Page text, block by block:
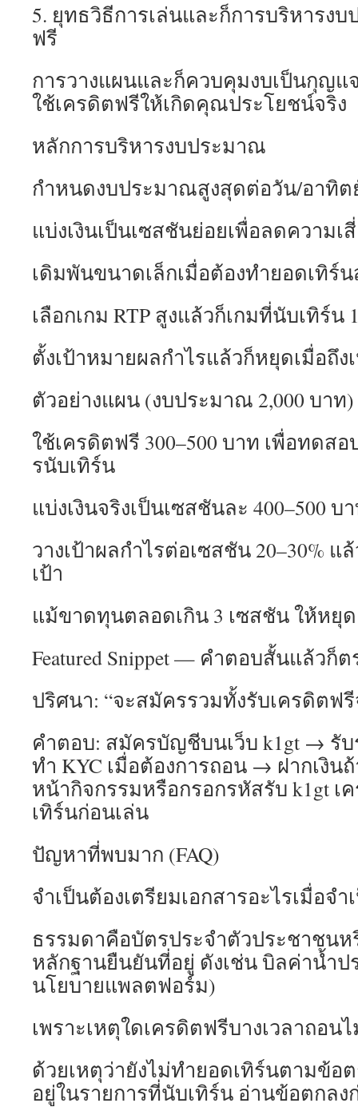
5. ยุทธวิธีการเล่นและก็การบริหารง
ฟรี
การวางแผนและก็ควบคุมงบเป็นกุญ
ใช้เครดิตฟรีให้เกิดคุณประโยชน์จริง
หลักการบริหารงบประมาณ
กำหนดงบประมาณสูงสุดต่อวัน/อาทิ
แบ่งเงินเป็นเซสชันย่อยเพื่อลดความเ
เดิมพันขนาดเล็กเมื่อต้องทำยอดเทิร์น
เลือกเกม RTP สูงแล้วก็เกมที่นับเทิร์น
ตั้งเป้าหมายผลกำไรแล้วก็หยุดเมื่อถึง
ตัวอย่างแผน (งบประมาณ 2,000 บาท)
ใช้เครดิตฟรี 300–500 บาท เพื่อทดส
รนับเทิร์น
แบ่งเงินจริงเป็นเซสชันละ 400–500 บ
วางเป้าผลกำไรต่อเซสชัน 20–30% แ
เป้า
แม้ขาดทุนตลอดเกิน 3 เซสชัน ให้หยุ
Featured Snippet — คำตอบสั้นแล้วก็ต
ปริศนา: “จะสมัครรวมทั้งรับเครดิตฟ
คำตอบ: สมัครบัญชีบนเว็บ k1gt → รับ
ทำ KYC เมื่อต้องการถอน → ฝากเงิน
หน้ากิจกรรมหรือกรอกรหัสรับ k1gt
เทิร์นก่อนเล่น
ปัญหาที่พบมาก (FAQ)
จำเป็นต้องเตรียมเอกสารอะไรเมื่อจ
ธรรมดาคือบัตรประจำตัวประชาชน
หลักฐานยืนยันที่อยู่ ดังเช่น บิลค่าน้ำป
นโยบายแพลตฟอร์ม)
เพราะเหตุใดเครดิตฟรีบางเวลาถอน
ด้วยเหตุว่ายังไม่ทำยอดเทิร์นตามข้อ
อยู่ในรายการที่นับเทิร์น อ่านข้อตกลง